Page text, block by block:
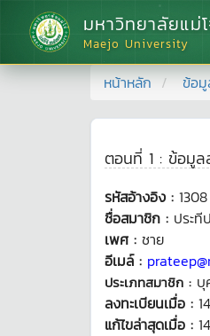
มหาวิทยาลัยแม่
Maejo University
หน้าหลัก ข้อ
ตอนที่ 1 : ข้อมู
รหัสอ้างอิง : 1308
ชื่อสมาชิก : ประ
เพศ : ชาย
อีเมล์ :
ประเภทสมาชิก : บุ
ลงทะเบียนเมื่อ :
แก้ไขล่าสุดเมื่อ :